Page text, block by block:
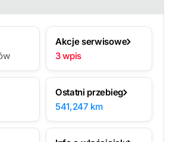
Akcje serwisowe
3 wpis
Ostatni przebieg
541,247 km